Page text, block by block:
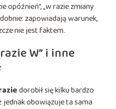
opóźnień”, „w razie zmiany
zapowiadają warunek,
nie jest faktem.
W” i inne
dorobił się kilku bardzo
obowiązuje ta sama